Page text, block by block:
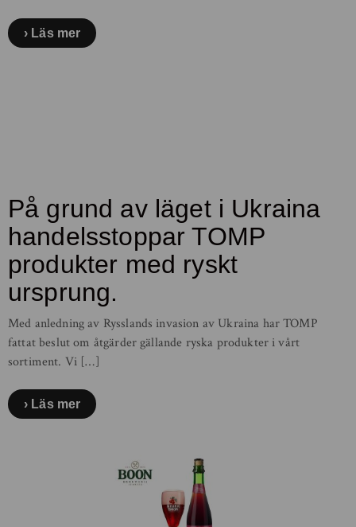
Läs mer
På grund av läget i Ukraina
handelsstoppar TOMP
produkter med ryskt
ursprung.
Med anledning av Rysslands invasion av Ukraina har TOMP
fattat beslut om åtgärder gällande ryska produkter i vårt
sortiment. Vi […]
Läs mer